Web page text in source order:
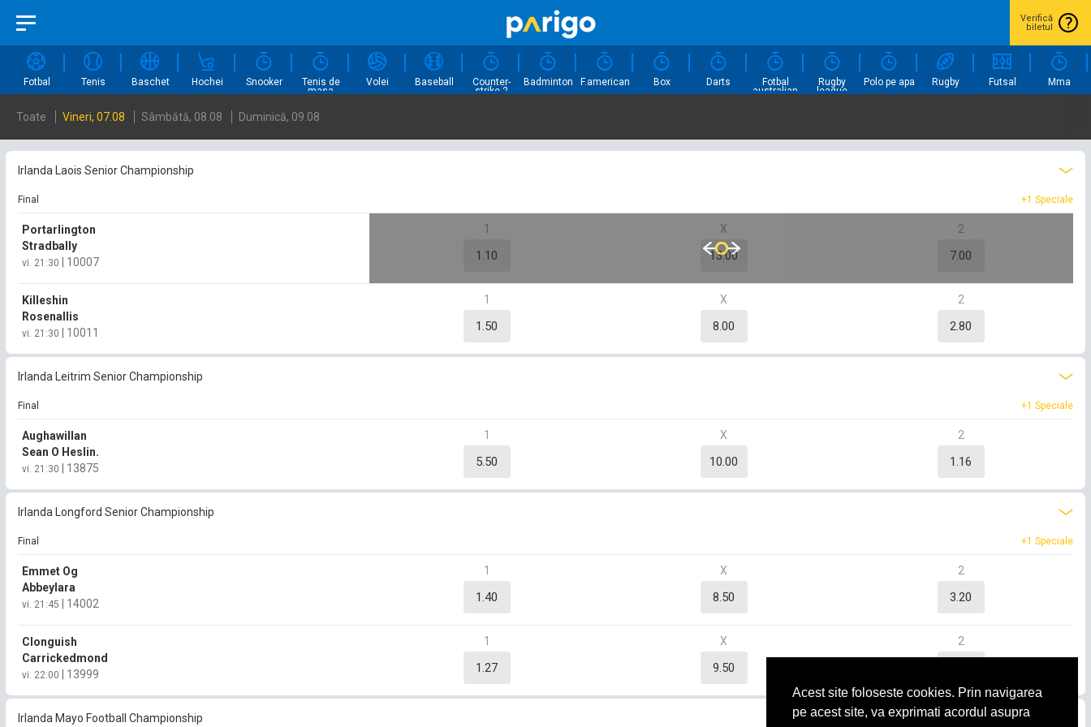
Acest site foloseste cookies. Prin navigarea
pe acest site, va exprimati acordul asupra
Verifică
biletul
Fotbal Tenis Baschet Hochei Snooker Tenis de
masa
Volei Baseball Counter-
strike 2
Badminton F.american Box Darts Fotbal
australian
Rugby
league
Polo pe apa Rugby Futsal Mma
Toate Vineri, 07.08 Sâmbătă, 08.08 Duminică, 09.08
Irlanda Laois Senior Championship
Final +1 Speciale
Portarlington
Stradbally
vi. 21:30 10007
1
1.10
X
13.00
2
7.00
Killeshin
Rosenallis
vi. 21:30 10011
1
1.50
X
8.00
2
2.80
Irlanda Leitrim Senior Championship
Final +1 Speciale
Aughawillan
Sean O Heslin.
vi. 21:30 13875
1
5.50
X
10.00
2
1.16
Irlanda Longford Senior Championship
Final +1 Speciale
Emmet Og
Abbeylara
vi. 21:45 14002
1
1.40
X
8.50
2
3.20
Clonguish
Carrickedmond
vi. 22:00 13999
1
1.27
X
9.50
2
Irlanda Mayo Football Championship